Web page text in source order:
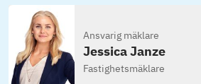
Ansvarig mäklare
Jessica Janze
Fastighetsmäklare